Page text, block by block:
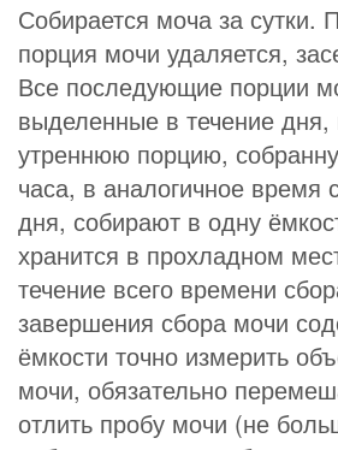
Собирается моча за сутки.
порция мочи удаляется,
Все последующие порции
выделенные в течение дня,
утреннюю порцию,
часа, в аналогичное время
дня, собирают в одну
хранится в прохладном
течение всего времени
завершения сбора мочи
ёмкости точно измерить
мочи, обязательно
отлить пробу мочи (не